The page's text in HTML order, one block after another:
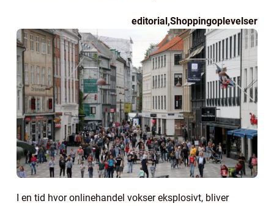
editorial,Shoppingoplevelser
I en tid hvor onlinehandel vokser eksplosivt, bliver